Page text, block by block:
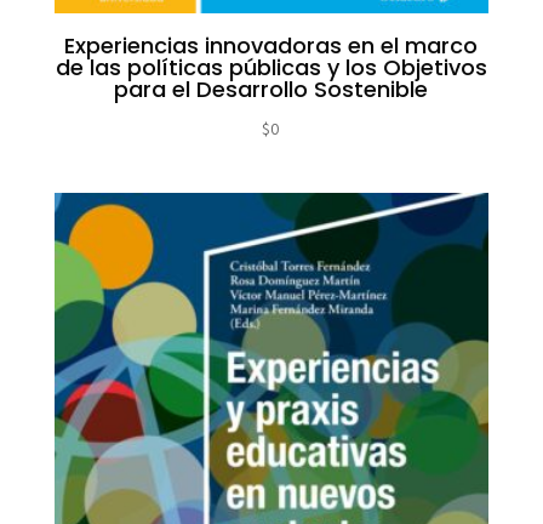
Experiencias innovadoras en el marco
de las políticas públicas y los Objetivos
para el Desarrollo Sostenible
$0